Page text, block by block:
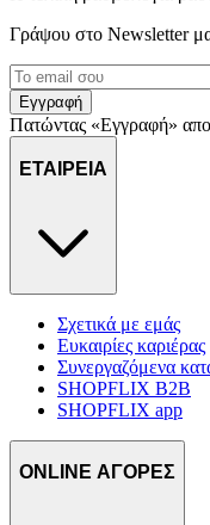
Γράψου στο Νewsletter
Εγγραφή
Πατώντας «Εγγραφή»
ΕΤΑΙΡΕΙΑ
Σχετικά με εμάς
Ευκαιρίες καριέρας
Συνεργαζόμενα
SHOPFLIX B2B
SHOPFLIX app
ONLINE ΑΓΟΡΕΣ